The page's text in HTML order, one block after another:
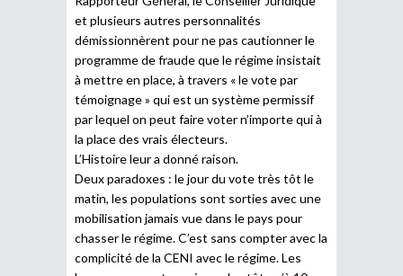
et plusieurs autres personnalités
démissionnèrent pour ne pas cautionner le
programme de fraude que le régime insistait
à mettre en place, à travers « le vote par
témoignage » qui est un système permissif
par lequel on peut faire voter n’importe qui à
la place des vrais électeurs.
L’Histoire leur a donné raison.
Deux paradoxes : le jour du vote très tôt le
matin, les populations sont sorties avec une
mobilisation jamais vue dans le pays pour
chasser le régime. C’est sans compter avec la
complicité de la CENI avec le régime. Les